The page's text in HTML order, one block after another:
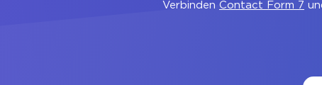
Verbinden Contact Form 7